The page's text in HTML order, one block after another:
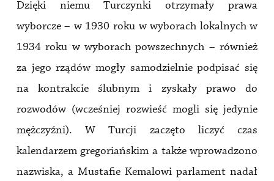
Dzięki niemu Turczynki otrzymały prawa
wyborcze – w 1930 roku w wyborach lokalnych w
1934 roku w wyborach powszechnych – również
za jego rządów mogły samodzielnie podpisać się
na kontrakcie ślubnym i zyskały prawo do
rozwodów (wcześniej rozwieść mogli się jedynie
mężczyźni). W Turcji zaczęto liczyć czas
kalendarzem gregoriańskim a także wprowadzono
nazwiska, a Mustafie Kemalowi parlament nadał